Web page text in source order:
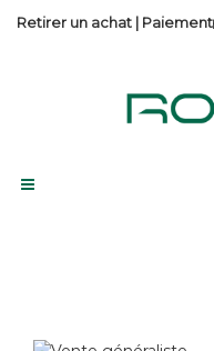
Retirer un achat | Paiement